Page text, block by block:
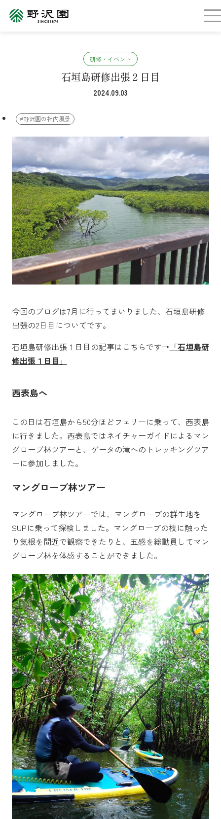
研修・イベント
石垣島研修出張２日目
2024.09.03
#野沢園の社内風景
今回のブログは7月に行ってまいりました、石垣島研修
出張の2日目についてです。
石垣島研修出張１日目の記事はこちらです→ 「石垣島研
修出張１日目」
西表島へ
この日は石垣島から50分ほどフェリーに乗って、西表島
に行きました。西表島ではネイチャーガイドによるマン
グローブ林ツアーと、ゲータの滝へのトレッキングツア
ーに参加しました。
マングローブ林ツアー
マングローブ林ツアーでは、マングローブの群生地を
SUPに乗って探検しました。マングローブの枝に触った
り気根を間近で観察できたりと、五感を総動員してマン
グローブ林を体感することができました。